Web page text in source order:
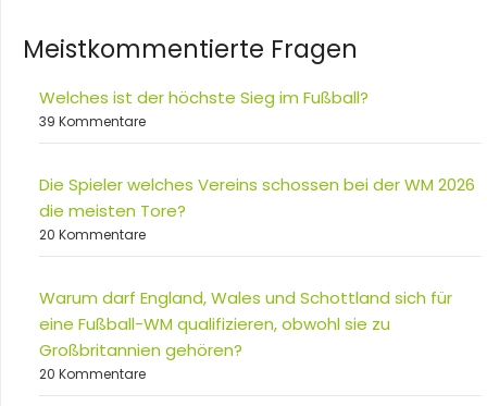
Meistkommentierte Fragen
Welches ist der höchste Sieg im Fußball?
39 Kommentare
Die Spieler welches Vereins schossen bei der WM 2026
die meisten Tore?
20 Kommentare
Warum darf England, Wales und Schottland sich für
eine Fußball-WM qualifizieren, obwohl sie zu
Großbritannien gehören?
20 Kommentare